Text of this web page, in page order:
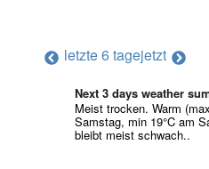
letzte 6 tagejetzt
Next 3 days weather
Meist trocken. Warm
Samstag, min 19°C am
bleibt meist schwach..